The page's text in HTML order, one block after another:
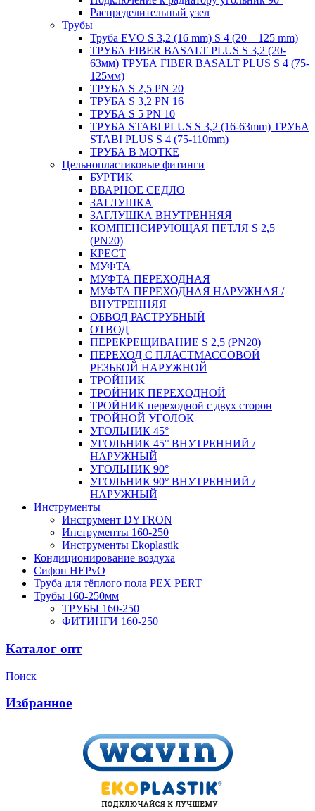
Распределительный узел
Трубы
Труба EVO S 3,2 (16 mm) S 4 (20 – 125 mm)
ТРУБА FIBER BASALT PLUS S 3,2 (20-
63мм) ТРУБА FIBER BASALT PLUS S 4 (75-
125мм)
ТРУБА S 2,5 PN 20
ТРУБА S 3,2 PN 16
ТРУБА S 5 PN 10
ТРУБА STABI PLUS S 3,2 (16-63mm) ТРУБА
STABI PLUS S 4 (75-110mm)
ТРУБА В МОТКЕ
Цельнопластиковые фитинги
БУРТИК
ВВАРНОЕ СЕДЛО
ЗАГЛУШКА
ЗАГЛУШКА ВНУТРЕННЯЯ
КОМПЕНСИРУЮЩАЯ ПЕТЛЯ S 2,5
(PN20)
КРЕСТ
МУФТА
МУФТА ПЕРЕХОДНАЯ
МУФТА ПЕРЕХОДНАЯ НАРУЖНАЯ /
ВНУТРЕННЯЯ
ОБВОД РАСТРУБНЫЙ
ОТВОД
ПЕРЕКРЕЩИВАНИЕ S 2,5 (PN20)
ПЕРЕХОД С ПЛАСТМАССОВОЙ
РЕЗЬБОЙ НАРУЖНОЙ
ТРОЙНИК
ТРОЙНИК ПЕРЕXОДНОЙ
ТРОЙНИК переходной с двух сторон
ТРОЙНОЙ УГОЛОК
УГОЛЬНИК 45°
УГОЛЬНИК 45° ВНУТРЕННИЙ /
НАРУЖНЫЙ
УГОЛЬНИК 90°
УГОЛЬНИК 90° ВНУТРЕННИЙ /
НАРУЖНЫЙ
Инструменты
Инструмент DYTRON
Инструменты 160-250
Инструменты Ekoplastik
Кондиционирование воздуха
Сифон HEPvO
Труба для тёплого пола PEX PERT
Трубы 160-250мм
ТРУБЫ 160-250
ФИТИНГИ 160-250
Каталог опт
Поиск
Избранное